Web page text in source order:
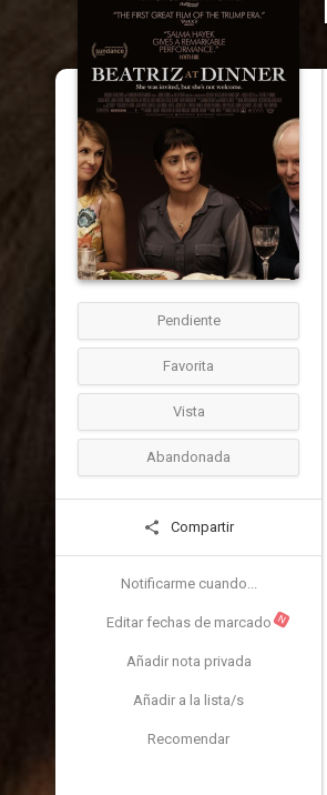
Pendiente
Favorita
Vista
Abandonada
Compartir
Notificarme cuando...
Editar fechas de marcado N
Añadir nota privada
Añadir a la lista/s
Recomendar